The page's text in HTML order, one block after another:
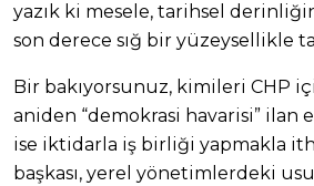
yazık ki mesele, tarihsel
son derece sığ bir yüzeysellikle
Bir bakıyorsunuz, kimileri CHP
aniden “demokrasi havarisi” ilan
ise iktidarla iş birliği yapmakla
başkası, yerel yönetimlerdeki